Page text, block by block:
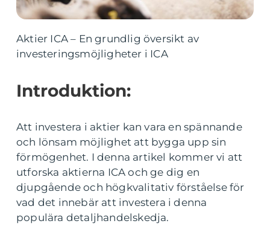
Aktier ICA – En grundlig översikt av
investeringsmöjligheter i ICA
Introduktion:
Att investera i aktier kan vara en spännande
och lönsam möjlighet att bygga upp sin
förmögenhet. I denna artikel kommer vi att
utforska aktierna ICA och ge dig en
djupgående och högkvalitativ förståelse för
vad det innebär att investera i denna
populära detaljhandelskedja.